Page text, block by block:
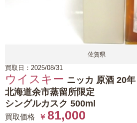
佐賀県
買取日：2025/08/31
ウイスキー ニッカ 原酒 20年
北海道余市蒸留所限定
シングルカスク 500ml
買取価格 ￥ 81,000